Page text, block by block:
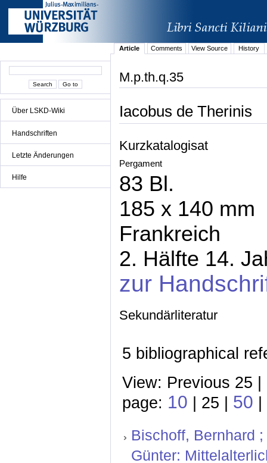
Über LSKD-Wiki
Handschriften
Letzte Änderungen
Hilfe
Article Comments View Source History
M.p.th.q.35
Iacobus de Therinis
Kurzkatalogisat
Pergament
83 Bl.
185 x 140 mm
Frankreich
2. Hälfte 14.
zur
Sekundärliteratur
5 bibliographical
View: Previous 25
page: 10 | 25 | 50 |
Bischoff, Bernhard
Günter: